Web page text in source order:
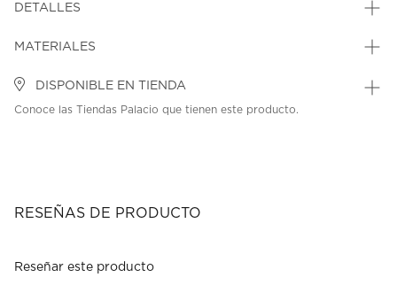
DETALLES
MATERIALES
DISPONIBLE EN TIENDA
Conoce las Tiendas Palacio que tienen este producto.
RESEÑAS DE PRODUCTO
Reseñar este producto